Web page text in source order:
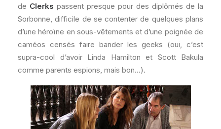
de Clerks passent presque pour des diplômés de la
Sorbonne, difficile de se contenter de quelques plans
d’une héroïne en sous-vêtements et d’une poignée de
caméos censés faire bander les geeks (oui, c’est
supra-cool d’avoir Linda Hamilton et Scott Bakula
comme parents espions, mais bon…).